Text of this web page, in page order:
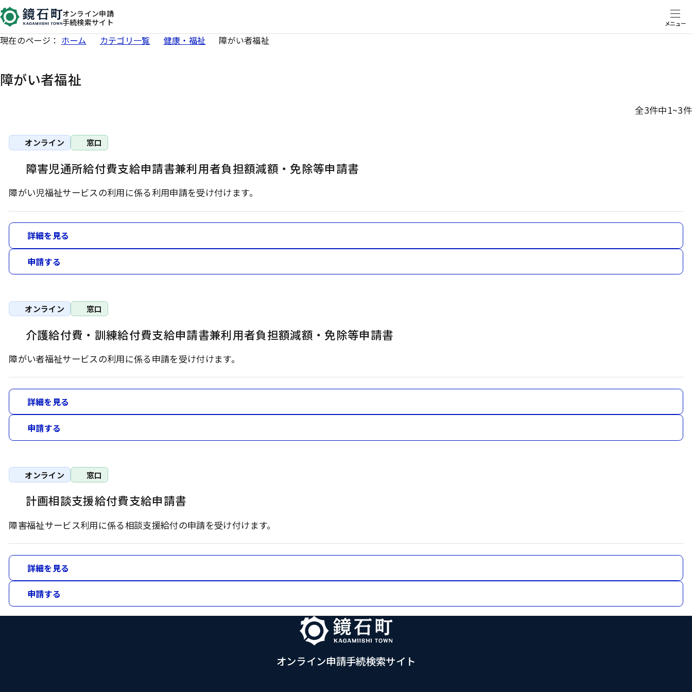
オンライン申請
手続検索サイト
メニュー
現在のページ： ホーム カテゴリ一覧 健康・福祉 障がい者福祉
障がい者福祉
全3件中1~3件
オンライン 窓口
障害児通所給付費支給申請書兼利用者負担額減額・免除等申請書
障がい児福祉サービスの利用に係る利用申請を受け付けます。
詳細を見る
申請する
オンライン 窓口
介護給付費・訓練給付費支給申請書兼利用者負担額減額・免除等申請書
障がい者福祉サービスの利用に係る申請を受け付けます。
詳細を見る
申請する
オンライン 窓口
計画相談支援給付費支給申請書
障害福祉サービス利用に係る相談支援給付の申請を受け付けます。
詳細を見る
申請する
オンライン申請手続検索サイト